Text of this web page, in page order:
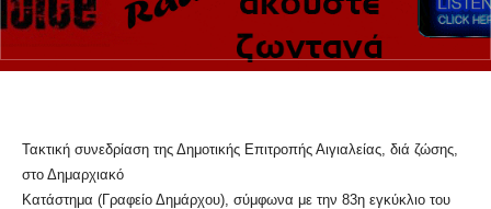
Τακτική συνεδρίαση της Δημοτικής Επιτροπής Αιγιαλείας, διά ζώσης,
στο Δημαρχιακό
Κατάστημα (Γραφείο Δημάρχου), σύμφωνα με την 83η εγκύκλιο του